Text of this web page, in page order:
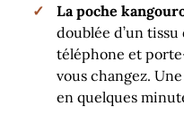
La poche
doublée d’un
téléphone et
vous changez.
en quelques